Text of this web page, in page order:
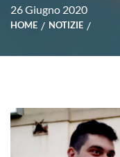
26 Giugno 2020
HOME NOTIZIE